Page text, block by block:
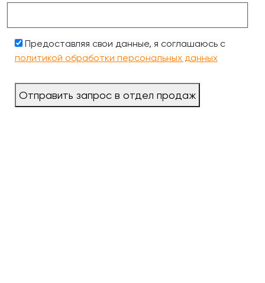
Предоставляя свои данные, я соглашаюсь с
политикой обработки персональных данных
Отправить запрос в отдел продаж